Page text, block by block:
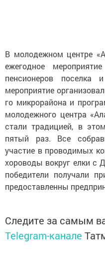
В молодежном центре
ежегодное
пенсионеров
мероприятие
го микрорайона и
молодежного центра
стали традицией, в
пятый раз. Все
участие в проводимых
хороводы вокруг елки с
победители получали
предоставленны
Следите за самым
Telegram-канале